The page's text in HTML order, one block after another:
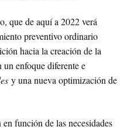
que de aquí a 2022 verá
preventivo ordinario
hacia la creación de la
un enfoque diferente e
y una nueva optimización de
función de las necesidades